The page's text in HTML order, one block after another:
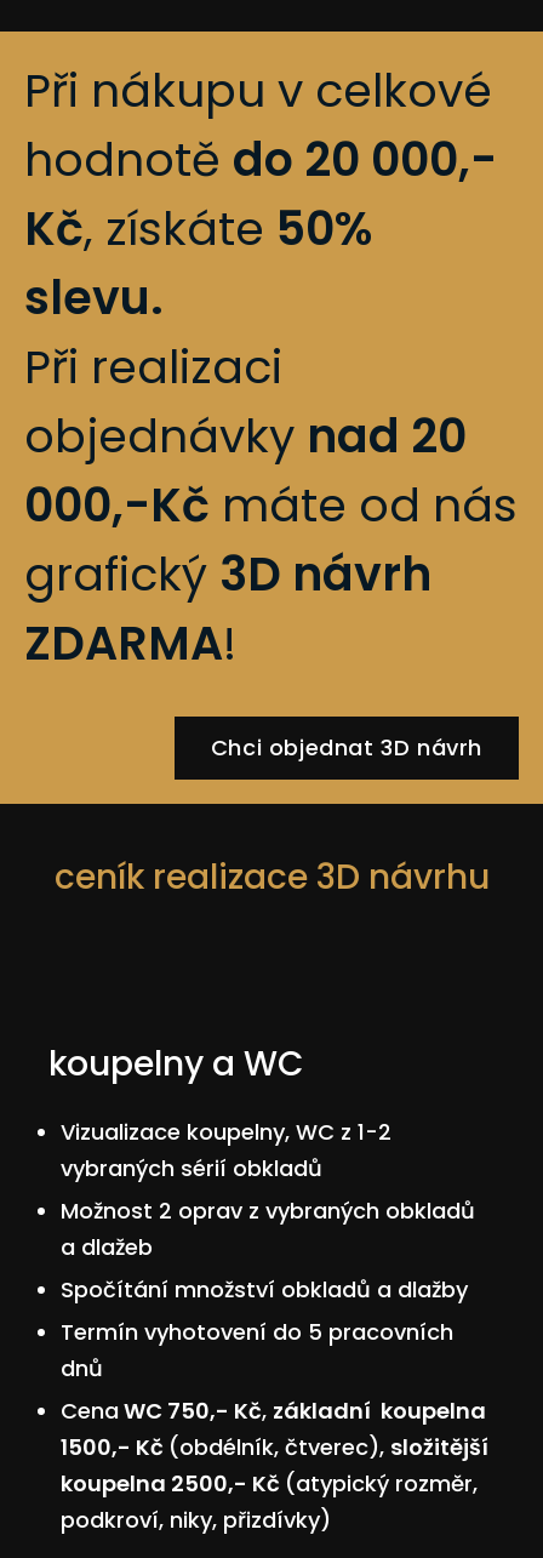
Při nákupu v celkové
hodnotě do 20 000,-
Kč, získáte 50%
slevu.
Při realizaci
objednávky nad 20
000,-Kč máte od nás
grafický 3D návrh
ZDARMA!
Chci objednat 3D návrh
ceník realizace 3D návrhu
koupelny a WC
Vizualizace koupelny, WC z 1-2
vybraných sérií obkladů
Možnost 2 oprav z vybraných obkladů
a dlažeb
Spočítání množství obkladů a dlažby
Termín vyhotovení do 5 pracovních
dnů
Cena WC 750,- Kč, základní koupelna
1500,- Kč (obdélník, čtverec), složitější
koupelna 2500,- Kč (atypický rozměr,
podkroví, niky, přizdívky)